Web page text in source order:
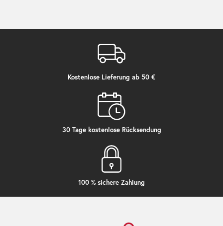
Kostenlose Lieferung ab 50 €
30 Tage kostenlose Rücksendung
100 % sichere Zahlung